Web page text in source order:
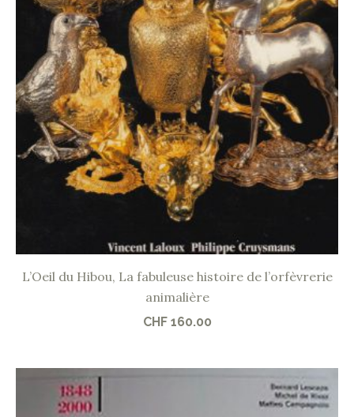
L’Oeil du Hibou, La fabuleuse histoire de l’orfèvrerie
animalière
CHF160.00